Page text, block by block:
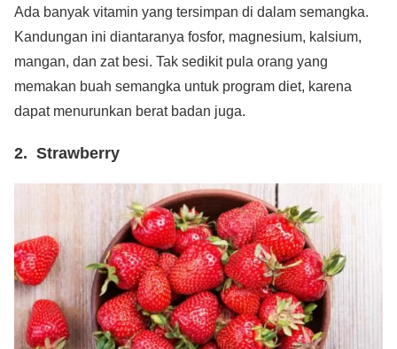
Ada banyak vitamin yang tersimpan di dalam semangka.
Kandungan ini diantaranya fosfor, magnesium, kalsium,
mangan, dan zat besi. Tak sedikit pula orang yang
memakan buah semangka untuk program diet, karena
dapat menurunkan berat badan juga.
2. Strawberry